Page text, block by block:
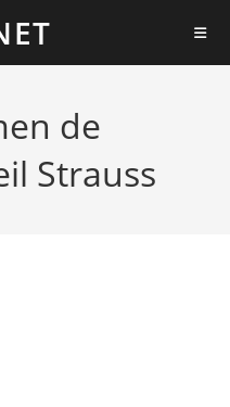
de
Strauss